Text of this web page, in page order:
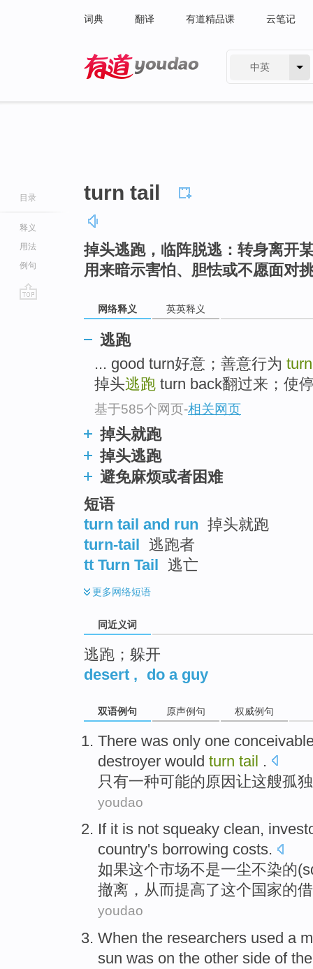
词典 翻译 有道精品课 云笔记
中英
目录
释义
用法
例句
turn tail
掉头逃跑，临阵脱逃：转身离开
用来暗示害怕、胆怯或不愿面对
网络释义 英英释义
逃跑
... good turn好意；善意行为
掉头逃跑 turn back翻过来；使
基于585个网页-相关网页
掉头就跑
掉头逃跑
避免麻烦或者困难
短语
turn tail and run 掉头就跑
turn-tail 逃跑者
tt Turn Tail 逃亡
更多网络短语
同近义词
逃跑；躲开
desert , do a guy
双语例句 原声例句 权威例句
There was only one
destroyer would turn tail .
只有一种可能的 原因让这艘孤独
youdao
If it is not squeaky clean,
country's borrowing costs.
如果这个市场不是一尘不染的(
撤离， 从而提高了这个国家的
youdao
When the researchers used a
sun was on the other side of the